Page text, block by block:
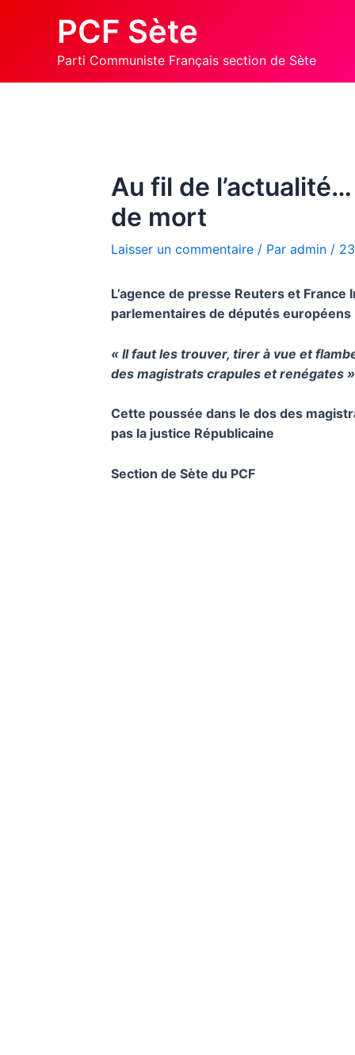
PCF Sète
Parti Communiste Français section de Sète
Au fil de
de mort
Laisser un commentaire / Par admin /
L’agence de presse Reuters et
parlementaires de députés
« Il faut les trouver, tirer à vue et
des magistrats crapules et renégates
Cette poussée dans le dos des
pas la justice Républicaine
Section de Sète du PCF